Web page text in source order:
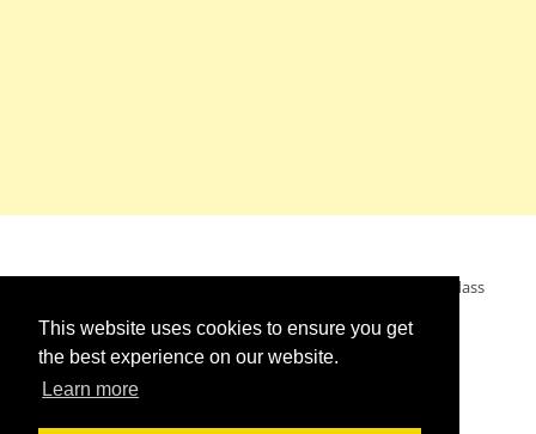
This website uses cookies to ensure you get
the best experience on our website.
Learn more
Mein Wunsch: dass alle Menschen ohne Krieg leben dürfen, dass
alle Menschen den Krieg verurteilen und sich von den
Kriegstreibern abwenden. Das wünsche ich mir.